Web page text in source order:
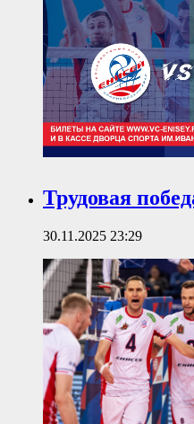
Трудовая
30.11.2025 23:29